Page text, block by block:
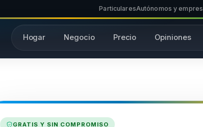
ParticularesAutónomos y
Hogar Negocio Precio Opiniones
GRATIS Y SIN COMPROMISO